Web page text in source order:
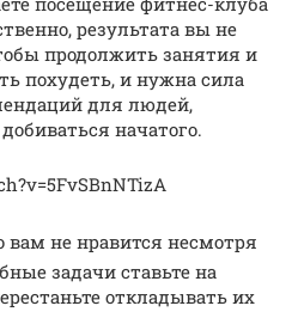
результата вы не
продолжить занятия и
похудеть, и нужна сила
для людей,
начатого.
вам не нравится несмотря
задачи ставьте на
откладывать их